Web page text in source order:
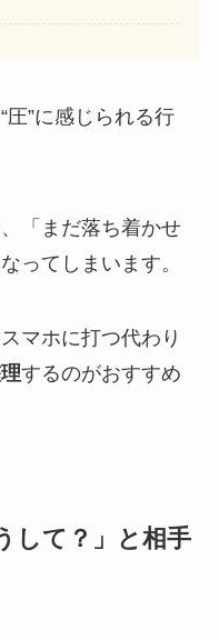
圧”に感じられる行
「まだ落ち着かせ
ってしまいます。
マホに打つ代わり
するのがおすすめ
して？」と相手